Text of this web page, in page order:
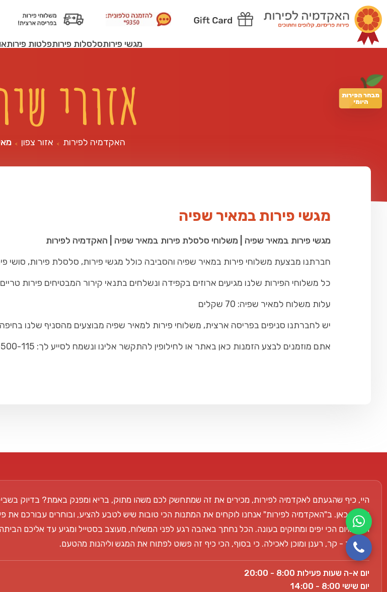
מגשי פירותסלסלות פירותפלטות פירות
מבחר הפירות
היומי
אזורי
האקדמיה לפירות > אזור צפון >
מגשי פירות במאיר שפיה
מגשי פירות במאיר שפיה | משלוחי סלסלת פירות במאיר שפיה | האקדמיה לפירות
חברתנו מבצעת משלוחי פירות במאיר שפיה והסביבה כולל מגשי פירות, סלסלת פירות, סושי
כל משלוחי הפירות שלנו מגיעים ארוזים בקפידה ונשלחים בתנאי קירור המבטיחים פירות
עלות משלוח למאיר שפיה: 70 שקלים
יש לחברתנו סניפים בפריסה ארצית, משלוחי פירות למאיר שפיה מבוצעים מהסניף שלנו
אתם מוזמנים לבצע הזמנות כאן באתר או לחילופין להתקשר אלינו ונשמח לסייע לך: 1700-500-115
היי, כיף שהגעתם לאקדמיה לפירות, מכירים את זה שמתחשק לכם משהו מתוק, בריא ומפנק באמת? בדיוק
אנחנו כאן. ב"האקדמיה לפירות" אנחנו לוקחים את המתנות הכי טובות שיש לטבע להציע, ובוחרים עבורכם את
הפרימיום הכי יפים ומתוקים בעונה. הכל נחתך באהבה רגע לפני המשלוח, מעוצב בסטייל ומגיע עד אליכם
למשרד - קר, רענן ומוכן לאכילה. כי בסוף, הכי כיף זה פשוט לפתוח את המגש וליהנות מהטעם.
יום א-ה שעות פעילות 8:00 - 20:00
יום שישי 8:00 - 14:00